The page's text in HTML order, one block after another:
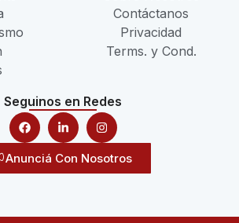
Contáctanos
Privacidad
Terms. y Cond.
Seguinos en Redes
Anunciá Con Nosotros